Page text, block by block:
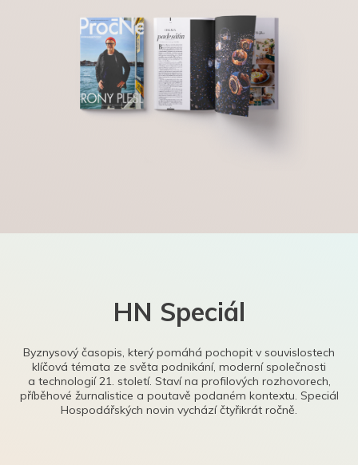
HN Speciál
Byznysový časopis, který pomáhá pochopit v souvislostech
klíčová témata ze světa podnikání, moderní společnosti
a technologií 21. století. Staví na profilových rozhovorech,
příběhové žurnalistice a poutavě podaném kontextu. Speciál
Hospodářských novin vychází čtyřikrát ročně.